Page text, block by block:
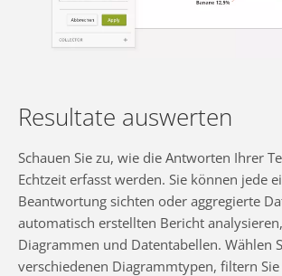
Resultate auswerten
Schauen Sie zu, wie die Antworten Ihrer
Echtzeit erfasst werden. Sie können jede
Beantwortung sichten oder aggregierte
automatisch erstellten Bericht
Diagrammen und Datentabellen. Wählen
verschiedenen Diagrammtypen, filtern